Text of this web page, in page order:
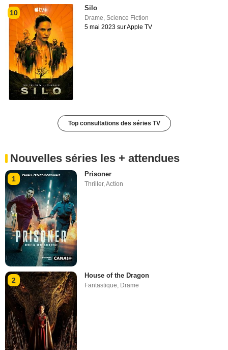
10
Silo
Drame,Science Fiction
5 mai 2023 sur Apple TV
Top consultations des séries TV
Nouvelles séries les + attendues
1
Prisoner
Thriller,Action
2
House of the Dragon
Fantastique Drame